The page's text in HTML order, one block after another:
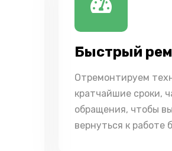
Быстрый
Отремонтируем
кратчайшие сроки,
обращения, чтобы
вернуться к работе